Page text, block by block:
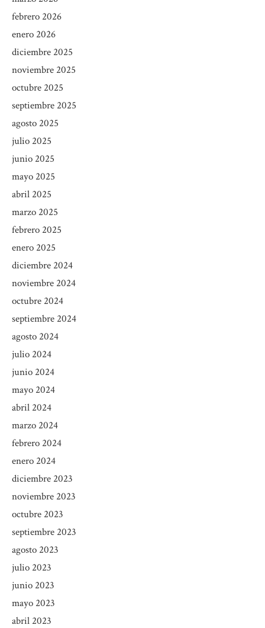
febrero 2026
enero 2026
diciembre 2025
noviembre 2025
octubre 2025
septiembre 2025
agosto 2025
julio 2025
junio 2025
mayo 2025
abril 2025
marzo 2025
febrero 2025
enero 2025
diciembre 2024
noviembre 2024
octubre 2024
septiembre 2024
agosto 2024
julio 2024
junio 2024
mayo 2024
abril 2024
marzo 2024
febrero 2024
enero 2024
diciembre 2023
noviembre 2023
octubre 2023
septiembre 2023
agosto 2023
julio 2023
junio 2023
mayo 2023
abril 2023